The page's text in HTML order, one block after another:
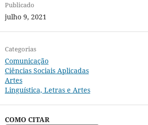
Publicado
julho 9, 2021
Categorias
Comunicação
Ciências Sociais Aplicadas
Artes
Linguística, Letras e Artes
COMO CITAR